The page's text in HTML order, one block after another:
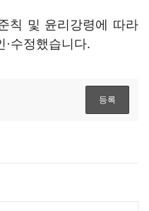
칙 및 윤리강령에 따라
·수정했습니다.